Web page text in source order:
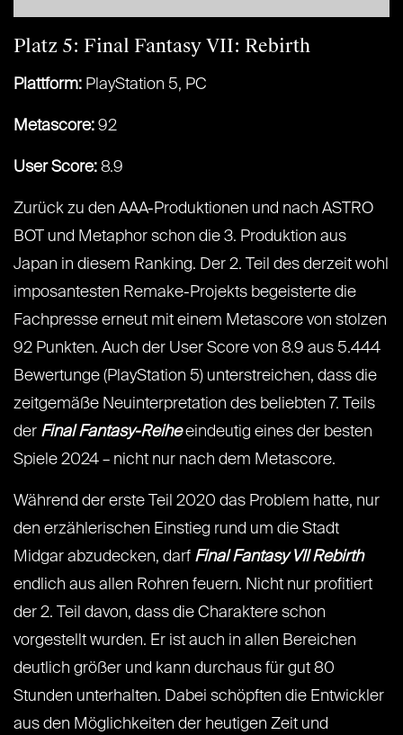
Platz 5: Final Fantasy VII: Rebirth
Plattform: PlayStation 5, PC
Metascore: 92
User Score: 8.9
Zurück zu den AAA-Produktionen und nach ASTRO
BOT und Metaphor schon die 3. Produktion aus
Japan in diesem Ranking. Der 2. Teil des derzeit wohl
imposantesten Remake-Projekts begeisterte die
Fachpresse erneut mit einem Metascore von stolzen
92 Punkten. Auch der User Score von 8.9 aus 5.444
Bewertunge (PlayStation 5) unterstreichen, dass die
zeitgemäße Neuinterpretation des beliebten 7. Teils
der Final Fantasy-Reiheeindeutig eines der besten
Spiele 2024 – nicht nur nach dem Metascore.
Während der erste Teil 2020 das Problem hatte, nur
den erzählerischen Einstieg rund um die Stadt
Midgar abzudecken, darf Final Fantasy VII Rebirth
endlich aus allen Rohren feuern. Nicht nur profitiert
der 2. Teil davon, dass die Charaktere schon
vorgestellt wurden. Er ist auch in allen Bereichen
deutlich größer und kann durchaus für gut 80
Stunden unterhalten. Dabei schöpften die Entwickler
aus den Möglichkeiten der heutigen Zeit und